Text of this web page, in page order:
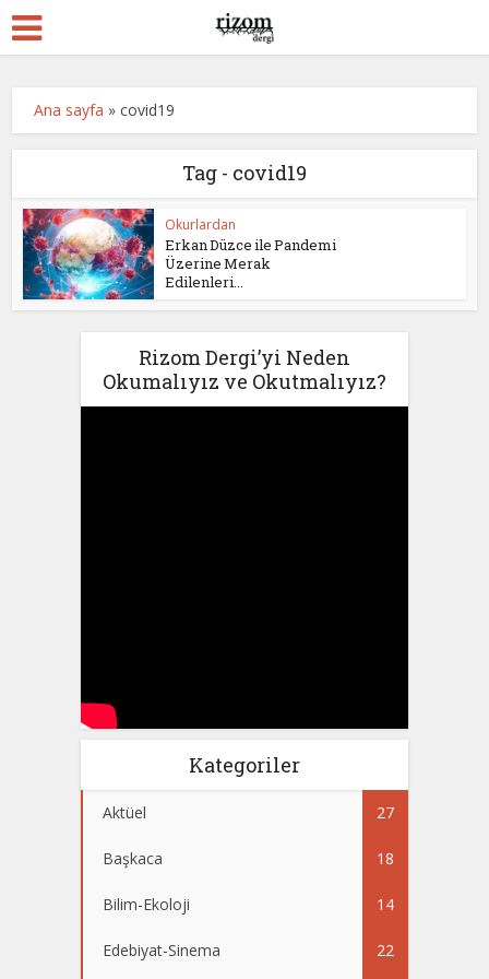
Ana sayfa »covid19
Tag - covid19
Okurlardan
Erkan Düzce ile Pandemi
Üzerine Merak
Edilenleri...
Rizom Dergi’yi Neden
Okumalıyız ve Okutmalıyız?
Kategoriler
Aktüel 27
Başkaca 18
Bilim-Ekoloji 14
Edebiyat-Sinema 22